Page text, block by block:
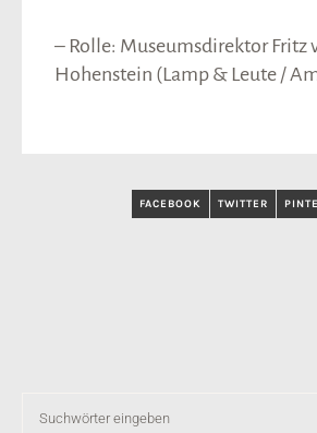
– Rolle: Museumsdirektor Fritz
Hohenstein (Lamp & Leute /
FACEBOOK TWITTER